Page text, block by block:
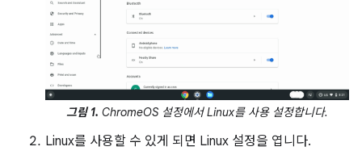
그림 1. ChromeOS 설정에서 Linux를 사용 설정합니다.
Linux를 사용할 수 있게 되면 Linux 설정을 엽니다.